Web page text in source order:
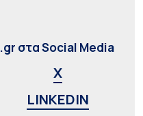
στα Social Media
X
LINKEDIN